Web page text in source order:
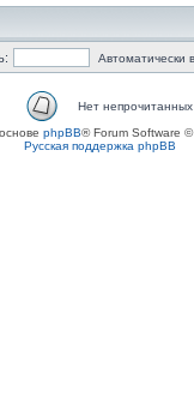
Автоматически
Нет
phpBB® Forum Software
Русская поддержка phpBB